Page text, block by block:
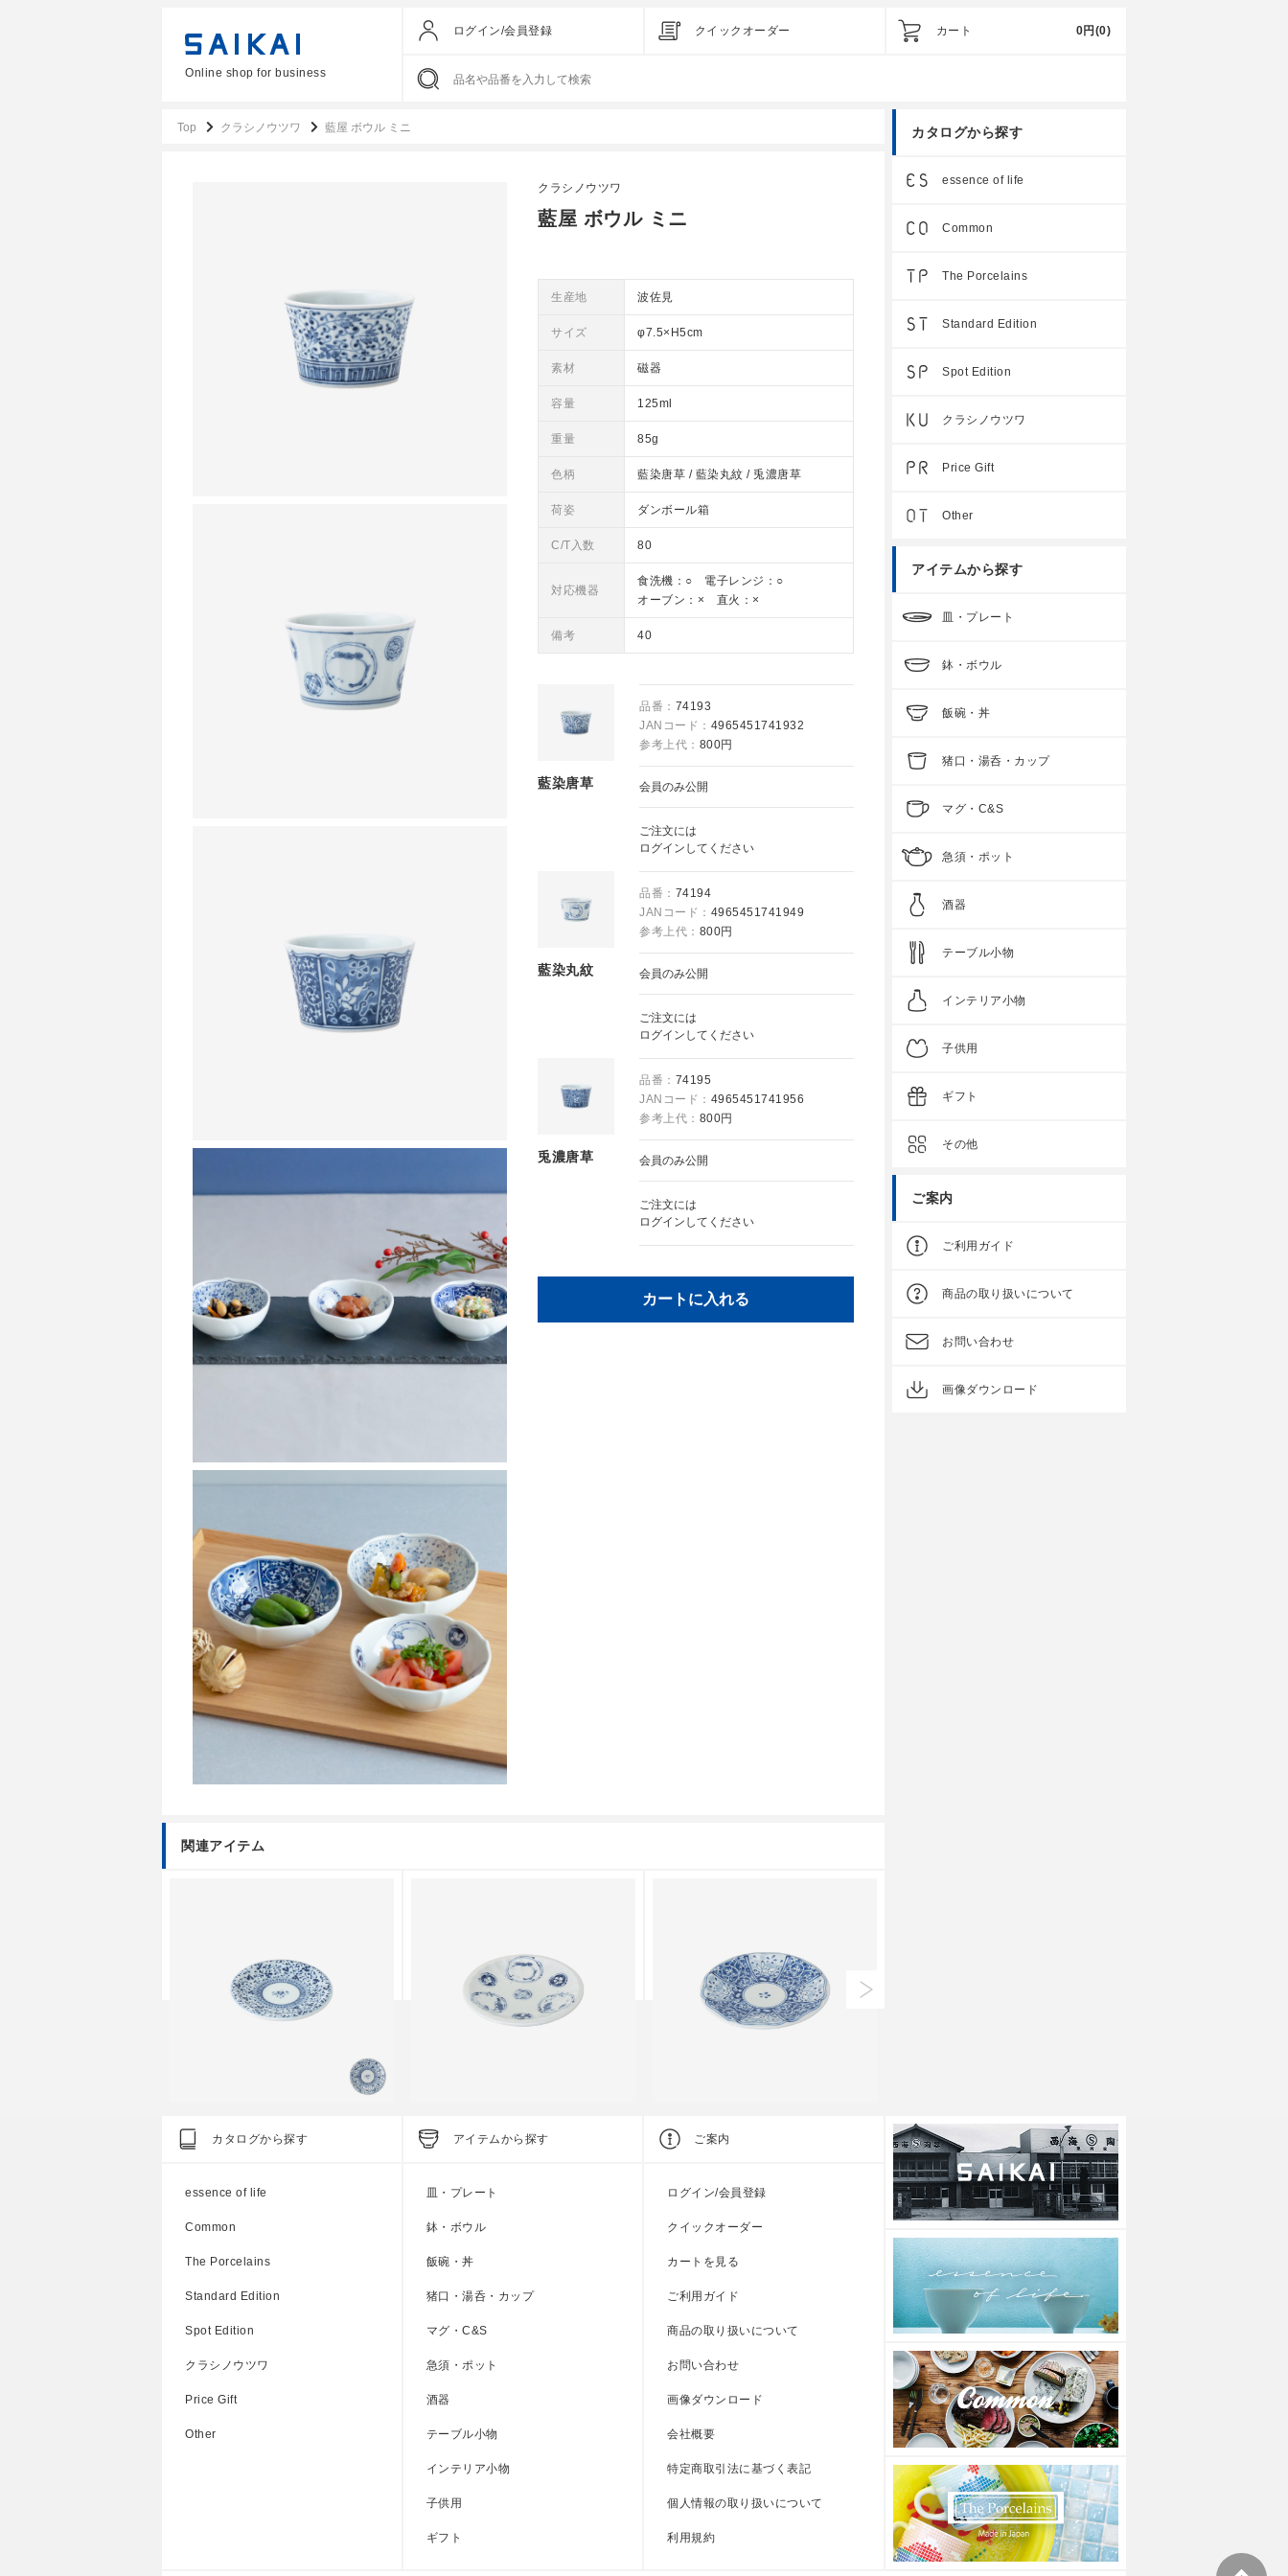
Online shop for business
ログイン/会員登録 クイックオーダー カート 0円 (0)
Top クラシノウツワ 藍屋 ボウル ミニ
藍屋 ボウル ミニ
クラシノウツワ
生産地 波佐見
サイズ φ7.5×H5cm
素材 磁器
容量 125ml
重量 85g
色柄 藍染唐草 / 藍染丸紋 / 兎濃唐草
荷姿 ダンボール箱
C/T入数 80
対応機器
食洗機：○ 電子レンジ：○
オーブン：× 直火：×
備考 40
藍染唐草
品番： 74193
JANコード： 4965451741932
参考上代： 800円
会員のみ公開
ご注文には
ログイン してください
藍染丸紋
品番： 74194
JANコード： 4965451741949
参考上代： 800円
会員のみ公開
ご注文には
ログイン してください
兎濃唐草
品番： 74195
JANコード： 4965451741956
参考上代： 800円
会員のみ公開
ご注文には
ログイン してください
カートに入れる
関連アイテム
藍屋 豆皿
藍屋 小皿
藍屋 取皿
クラシノウツワ
藍屋 ボウル ミニ
藍染唐草 / 藍染丸紋 / 兎濃唐草
参考上代 800円
カタログから探す
essence of life
Common
The Porcelains
Standard Edition
Spot Edition
クラシノウツワ
Price Gift
Other
アイテムから探す
皿・プレート
鉢・ボウル
飯碗・丼
猪口・湯呑・カップ
マグ・C&S
急須・ポット
酒器
テーブル小物
インテリア小物
子供用
ギフト
その他
ご案内
ご利用ガイド
商品の取り扱いについて
お問い合わせ
画像ダウンロード
カタログから探す
essence of life
Common
The Porcelains
Standard Edition
Spot Edition
クラシノウツワ
Price Gift
Other
アイテムから探す
皿・プレート
鉢・ボウル
飯碗・丼
猪口・湯呑・カップ
マグ・C&S
急須・ポット
酒器
テーブル小物
インテリア小物
子供用
ギフト
ご案内
ログイン/会員登録
クイックオーダー
カートを見る
ご利用ガイド
商品の取り扱いについて
お問い合わせ
画像ダウンロード
会社概要
特定商取引法に基づく表記
個人情報の取り扱いについて
利用規約